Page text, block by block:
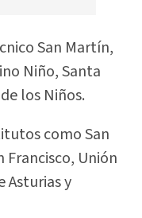
San Martín,
Niño, Santa
los Niños.
como San
Francisco, Unión
Asturias y